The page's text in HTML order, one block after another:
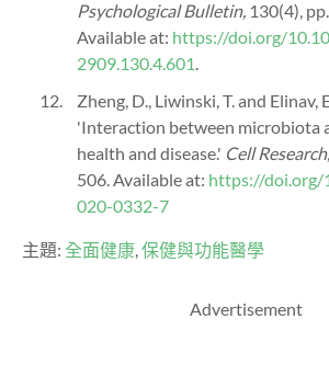
Psychological Bulletin, 130(4),
Available at: https://doi.org/
2909.130.4.601
Zheng, D., Liwinski, T. and Elinav,
'Interaction between microbiota
health and disease.' Cell Research,
506. Available at: https://doi.org/
020-0332-7
主題: 全面健康 保健與功能醫學
Advertisement